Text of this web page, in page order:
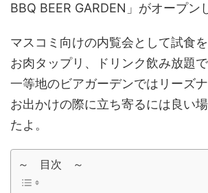
BBQ BEER GARDEN」がオープン
マスコミ向けの内覧会として試食を
お肉タップリ、ドリンク飲み放題で
一等地のビアガーデンではリーズ
お出かけの際に立ち寄るには良い
たよ。
～ 目次 ～